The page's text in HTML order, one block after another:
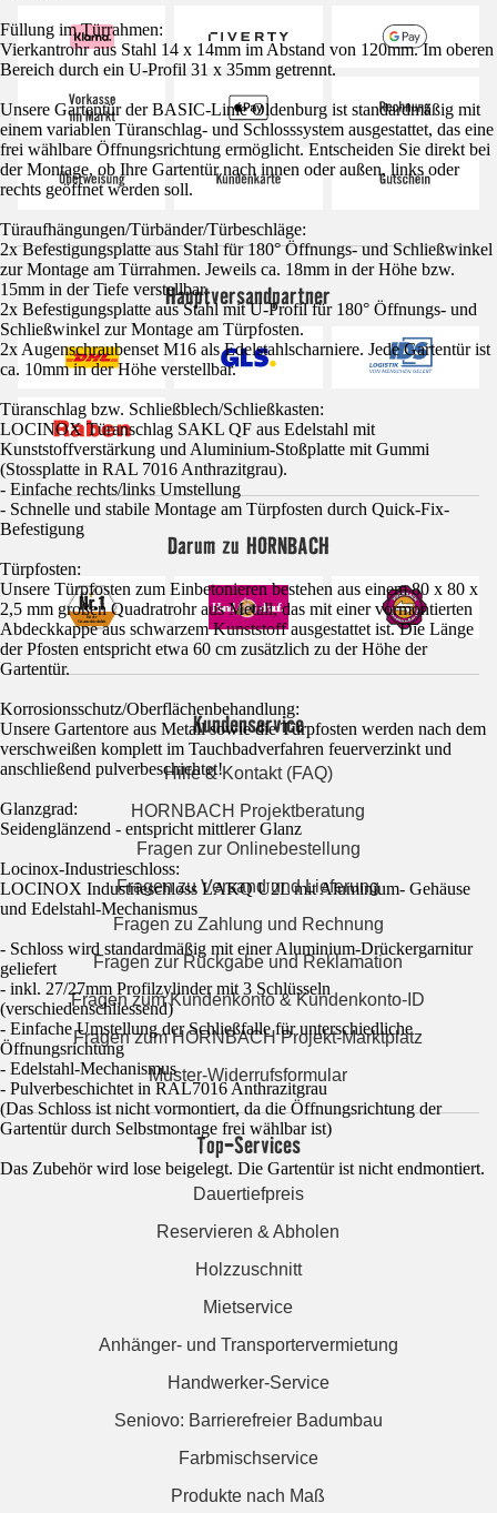
Füllung im Türrahmen:
Vierkantrohr aus Stahl 14 x 14mm im Abstand von 120mm. Im oberen
Bereich durch ein U-Profil 31 x 35mm getrennt.
Unsere Gartentür der BASIC-Linie Oldenburg ist standardmäßig mit
einem variablen Türanschlag- und Schlosssystem ausgestattet, das eine
frei wählbare Öffnungsrichtung ermöglicht. Entscheiden Sie direkt bei
der Montage, ob Ihre Gartentür nach innen oder außen, links oder
rechts geöffnet werden soll.
Türaufhängungen/Türbänder/Türbeschläge:
2x Befestigungsplatte aus Stahl für 180° Öffnungs- und Schließwinkel
zur Montage am Türrahmen. Jeweils ca. 18mm in der Höhe bzw.
15mm in der Tiefe verstellbar.
2x Befestigungsplatte aus Stahl mit U-Profil für 180° Öffnungs- und
Schließwinkel zur Montage am Türpfosten.
2x Augenschraubenset M16 als Edelstahlscharniere. Jede Gartentür ist
ca. 10mm in der Höhe verstellbar.
Türanschlag bzw. Schließblech/Schließkasten:
LOCINOX Türanschlag SAKL QF aus Edelstahl mit
Kunststoffverstärkung und Aluminium-Stoßplatte mit Gummi
(Stossplatte in RAL 7016 Anthrazitgrau).
- Einfache rechts/links Umstellung
- Schnelle und stabile Montage am Türpfosten durch Quick-Fix-
Befestigung
Türpfosten:
Unsere Türpfosten zum Einbetonieren bestehen aus einem 80 x 80 x
2,5 mm großen Quadratrohr aus Metall, das mit einer vormontierten
Abdeckkappe aus schwarzem Kunststoff ausgestattet ist. Die Länge
der Pfosten entspricht etwa 60 cm zusätzlich zu der Höhe der
Gartentür.
Korrosionsschutz/Oberflächenbehandlung:
Unsere Gartentore aus Metall sowie die Türpfosten werden nach dem
verschweißen komplett im Tauchbadverfahren feuerverzinkt und
anschließend pulverbeschichtet!
Glanzgrad:
Seidenglänzend - entspricht mittlerer Glanz
Locinox-Industrieschloss:
LOCINOX Industrieschloss LAKQ U2L mit Aluminium- Gehäuse
und Edelstahl-Mechanismus
- Schloss wird standardmäßig mit einer Aluminium-Drückergarnitur
geliefert
- inkl. 27/27mm Profilzylinder mit 3 Schlüsseln
(verschiedenschliessend)
- Einfache Umstellung der Schließfalle für unterschiedliche
Öffnungsrichtung
- Edelstahl-Mechanismus
- Pulverbeschichtet in RAL7016 Anthrazitgrau
(Das Schloss ist nicht vormontiert, da die Öffnungsrichtung der
Gartentür durch Selbstmontage frei wählbar ist)
Das Zubehör wird lose beigelegt. Die Gartentür ist nicht endmontiert.
Hauptversandpartner
Darum zu HORNBACH
Kundenservice
Hilfe & Kontakt (FAQ)
HORNBACH Projektberatung
Fragen zur Onlinebestellung
Fragen zu Versand und Lieferung
Fragen zu Zahlung und Rechnung
Fragen zur Rückgabe und Reklamation
Fragen zum Kundenkonto & Kundenkonto-ID
Fragen zum HORNBACH Projekt-Marktplatz
Muster-Widerrufsformular
Top-Services
Dauertiefpreis
Reservieren & Abholen
Holzzuschnitt
Mietservice
Anhänger- und Transportervermietung
Handwerker-Service
Seniovo: Barrierefreier Badumbau
Farbmischservice
Produkte nach Maß